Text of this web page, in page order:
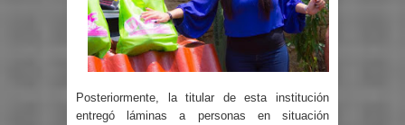
Posteriormente, la titular de esta institución
entregó láminas a personas en situación